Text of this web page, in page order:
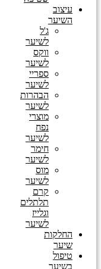
עיצוב
השיער
ג'ל
לשיער
ווקס
לשיער
ספריי
לשיער
הבהרות
לשיער
מוצרי
נפח
לשיער
חימר
לשיער
מוס
לשיער
קרם
תלתלים
וגלייז
לשיער
החלקות
שיער
טיפול
בשיער